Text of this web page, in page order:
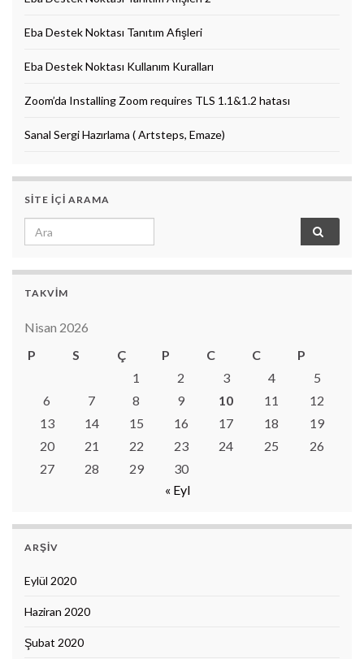
Eba Destek Noktası Tanıtım Afişleri
Eba Destek Noktası Kullanım Kuralları
Zoom’da Installing Zoom requires TLS 1.1&1.2 hatası
Sanal Sergi Hazırlama ( Artsteps, Emaze)
SITE IÇI ARAMA
Search for:
TAKVIM
Nisan 2026
P
S Ç P C C
P
1
2 3 4
5
6
7 8 9 10 11
12
13
14 15 16 17 18
19
20
21 22 23 24 25
26
27
28 29
30
« Eyl
ARŞIV
Eylül 2020
Haziran 2020
Şubat 2020